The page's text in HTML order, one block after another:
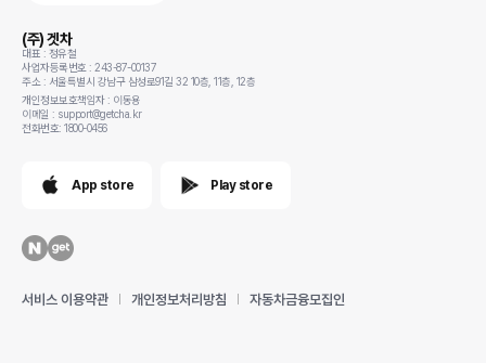
(주) 겟차
대표 : 정유철
사업자등록번호 : 243-87-00137
주소 : 서울특별시 강남구 삼성로91길 32 10층, 11층, 12층
개인정보보호책임자 : 이동용
이메일 : support@getcha.kr
전화번호: 1800-0456
App store Play store
서비스 이용약관 개인정보처리방침 자동차금융모집인